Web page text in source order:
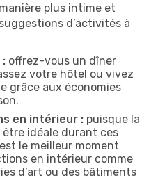
plus intime et
d’activités à
: offrez-vous un dîner
votre hôtel ou vivez
grâce aux économies
en intérieur : puisque la
idéale durant ces
le meilleur moment
en intérieur comme
d’art ou des bâtiments